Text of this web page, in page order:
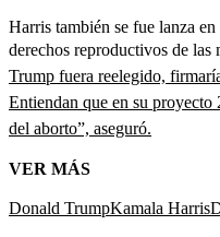
Harris también se fue lanza
derechos reproductivos de las
Trump fuera reelegido,
Entiendan que en su
del aborto”, aseguró.
VER MÁS
Donald TrumpKamala Harris